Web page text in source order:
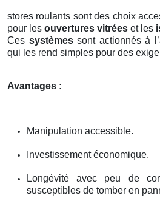
stores roulants sont des choix
pour les ouvertures vitrées et les
Ces systèmessont actionnés à
qui les rend simples pour des
Avantages :
Manipulation accessible.
Investissement économique.
Longévité avec peu de
susceptibles de tomber en